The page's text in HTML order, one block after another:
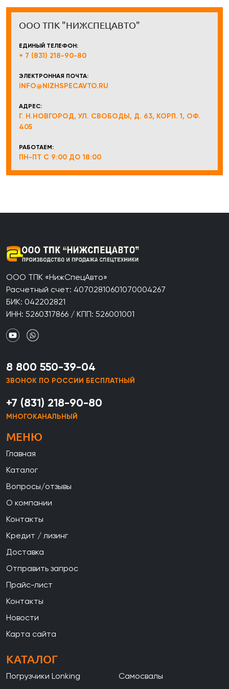
ООО ТПК "НИЖСПЕЦАВТО"
ЕДИНЫЙ ТЕЛЕФОН:
+ 7 (831) 218-90-80
ЭЛЕКТРОННАЯ ПОЧТА:
INFO@NIZHSPECAVTO.RU
АДРЕС:
Г. Н.НОВГОРОД, УЛ. СВОБОДЫ, Д. 63, КОРП. 1, ОФ.
405
РАБОТАЕМ:
ПН-ПТ С 9:00 ДО 18:00
ООО ТПК «НижСпецАвто»
Расчетный счет: 40702810601070004267
БИК: 042202821
ИНН: 5260317866 / КПП: 526001001
8 800 550-39-04
ЗВОНОК ПО РОССИИ БЕСПЛАТНЫЙ
+7 (831) 218-90-80
МНОГОКАНАЛЬНЫЙ
МЕНЮ
Главная
Каталог
Вопросы/отзывы
О компании
Контакты
Кредит / лизинг
Доставка
Отправить запрос
Прайс-лист
Контакты
Новости
Карта сайта
КАТАЛОГ
Погрузчики Lonking
Самосвалы